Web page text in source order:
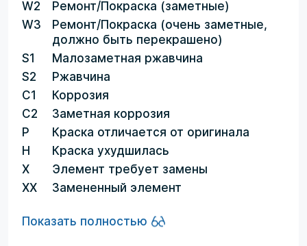
W2
Ремонт/Покраска (заметные)
W3
Ремонт/Покраска (очень заметные,
должно быть перекрашено)
S1
Малозаметная ржавчина
S2
Ржавчина
C1
Коррозия
C2
Заметная коррозия
P
Краска отличается от оригинала
H
Краска ухудшилась
X
Элемент требует замены
XX
Замененный элемент
Показать полностью